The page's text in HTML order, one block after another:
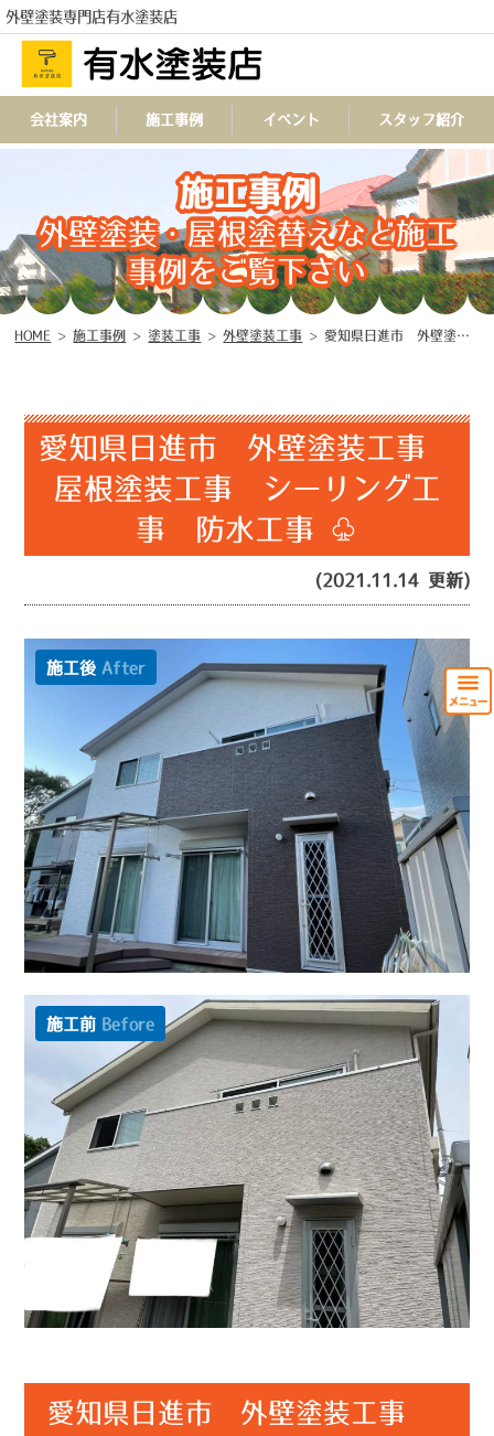
外壁塗装専門店有水塗装店
TEL
会社案内 施工事例 イベント スタッフ紹介
施工事例
外壁塗装・屋根塗替えなど施工
事例をご覧下さい
HOME > 施工事例 > 塗装工事 >外壁塗装工事 > 愛知県日進市 外壁塗装工事 屋根塗装工事 シーリング工事 防水工事 ♧
愛知県日進市 外壁塗装工事
屋根塗装工事 シーリング工
事 防水工事 ♧
(2021.11.14 更新)
施工後 After
施工前 Before
愛知県日進市 外壁塗装工事